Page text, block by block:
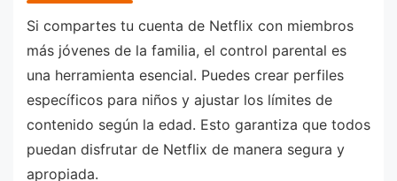
Si compartes tu cuenta de Netflix con miembros
más jóvenes de la familia, el control parental es
una herramienta esencial. Puedes crear perfiles
específicos para niños y ajustar los límites de
contenido según la edad. Esto garantiza que todos
puedan disfrutar de Netflix de manera segura y
apropiada.